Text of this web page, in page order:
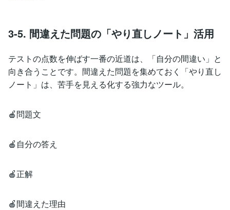
3-5. 間違えた問題の「やり直しノート」活用
テストの点数を伸ばす一番の近道は、「自分の間違い」と
向き合うことです。間違えた問題を集めておく「やり直し
ノート」は、苦手を見える化する強力なツール。
🍎問題文
🍎自分の答え
🍎正解
🍎間違えた理由